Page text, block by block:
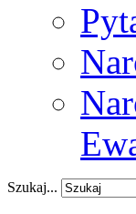
Szukaj...